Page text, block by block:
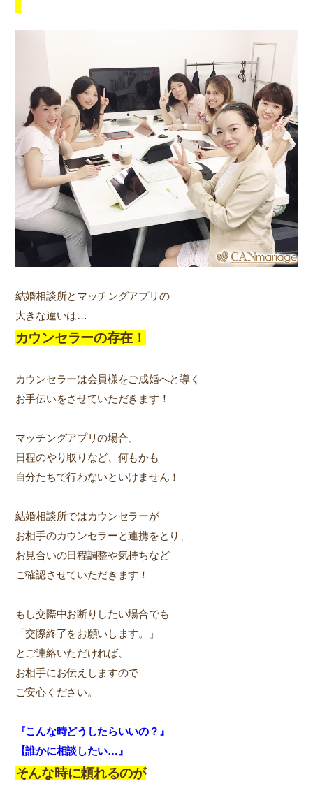
結婚相談所とマッチングアプリの
大きな違いは…
カウンセラーの存在！
カウンセラーは会員様をご成婚へと導く
お手伝いをさせていただきます！
マッチングアプリの場合、
日程のやり取りなど、何もかも
自分たちで行わないといけません！
結婚相談所ではカウンセラーが
お相手のカウンセラーと連携をとり、
お見合いの日程調整や気持ちなど
ご確認させていただきます！
もし交際中お断りしたい場合でも
「交際終了をお願いします。」
とご連絡いただければ、
お相手にお伝えしますので
ご安心ください。
『こんな時どうしたらいいの？』
【誰かに相談したい…』
そんな時に頼れるのが